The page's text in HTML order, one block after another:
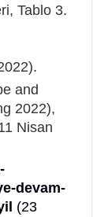
Tablo 3.
and
2022),
Nisan
devam-
(23